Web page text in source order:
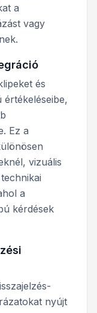
a
vagy
és
értékeléseibe,
Ez a
vizuális
a
kérdések
nyújt